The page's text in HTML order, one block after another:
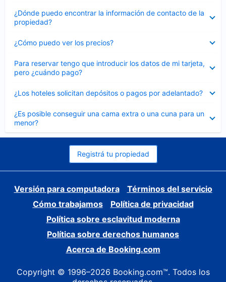
¿Dónde puedo encontrar la información de contacto de la
propiedad?
cerrado
¿Cómo puedo ver los precios?
cerrado
Para reservar tengo que introducir los datos de mi tarjeta,
pero ¿cuándo pago?
cerrado
¿Los hoteles solicitan depósitos o pagos por adelantado?
cerrado
¿Es posible conseguir una cama extra o una cuna para un
menor?
cerrado
Registrá tu propiedad
Versión para computadora
Términos del servicio
Cómo trabajamos
Política de privacidad
Política sobre esclavitud moderna
Política sobre derechos humanos
Acerca de Booking.com
Copyright © 1996–2026 Booking.com™. Todos los